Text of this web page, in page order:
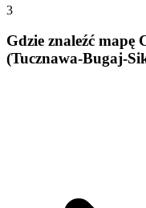
3
Gdzie znaleźć
(Tucznawa-Bugaj-